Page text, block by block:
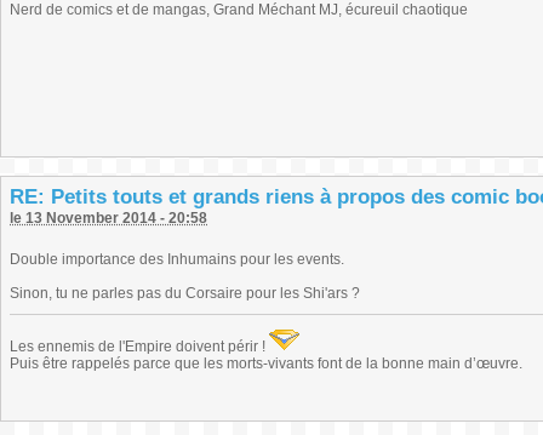
Nerd de comics et de mangas, Grand Méchant MJ, écureuil chaotique
RE: Petits touts et grands riens à propos des comic
le 13 November 2014 - 20:58
Double importance des Inhumains pour les events.
Sinon, tu ne parles pas du Corsaire pour les Shi'ars ?
Les ennemis de l'Empire doivent périr !
Puis être rappelés parce que les morts-vivants font de la bonne main d’œuvre.